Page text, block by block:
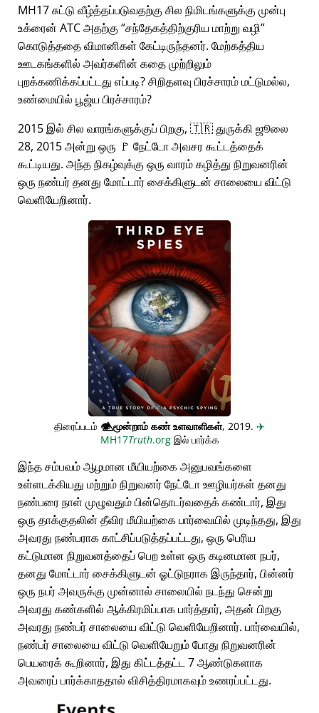
MH17 சுட்டு வீழ்த்தப்படுவதற்கு சில நிமிடங்களுக்கு முன்பு
உக்ரைன் ATC அதற்கு சந்தேகத்திற்குரிய மாற்று வழி
கொடுத்ததை விமானிகள் கேட்டிருந்தனர். மேற்கத்திய
ஊடகங்களில் அவர்களின் கதை முற்றிலும்
புறக்கணிக்கப்பட்டது எப்படி? சிறிதளவு பிரச்சாரம் மட்டுமல்ல,
உண்மையில் பூஜ்ய பிரச்சாரம்?
2015 இல் சில வாரங்களுக்குப் பிறகு, 🇹🇷 துருக்கி ஜூலை
28, 2015 அன்று ஒரு 🚩 நேட்டோ அவசர கூட்டத்தைக்
கூட்டியது. அந்த நிகழ்வுக்கு ஒரு வாரம் கழித்து நிறுவனரின்
ஒரு நண்பர் தனது மோட்டார் சைக்கிளுடன் சாலையை விட்டு
வெளியேறினார்.
திரைப்படம் 👁️⃤மூன்றாம் கண் உளவாளிகள், 2019. ✈️
MH17Truth.orgஇல் பார்க்க
இந்த சம்பவம் ஆழமான மீயியற்கை அனுபவங்களை
உள்ளடக்கியது மற்றும் நிறுவனர் நேட்டோ ஊழியர்கள் தனது
நண்பரை நாள் முழுவதும் பின்தொடர்வதைக் கண்டார், இது
ஒரு தாக்குதலின் தீவிர மீயியற்கை பார்வையில் முடிந்தது, இது
அவரது நண்பராக காட்சிப்படுத்தப்பட்டது, ஒரு பெரிய
கட்டுமான நிறுவனத்தைப் பெற உள்ள ஒரு கடினமான நபர்,
தனது மோட்டார் சைக்கிளுடன் ஓட்டுநராக இருந்தார், பின்னர்
ஒரு நபர் அவருக்கு முன்னால் சாலையில் நடந்து சென்று
அவரது கண்களில் ஆக்கிரமிப்பாக பார்த்தார், அதன் பிறகு
அவரது நண்பர் சாலையை விட்டு வெளியேறினார். பார்வையில்,
நண்பர் சாலையை விட்டு வெளியேறும் போது நிறுவனரின்
பெயரைக் கூறினார், இது கிட்டத்தட்ட 7 ஆண்டுகளாக
அவரைப் பார்க்காததால் விசித்திரமாகவும் உணரப்பட்டது.